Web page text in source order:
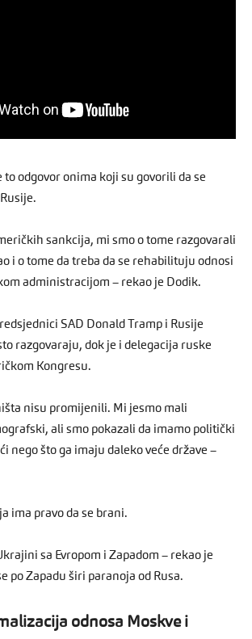
to odgovor onima koji su govorili da se
sankcija, mi smo o tome razgovarali
i o tome da treba da se rehabilituju odnosi
administracijom – rekao je Dodik.
SAD Donald Tramp i Rusije
razgovaraju, dok je i delegacija ruske
Kongresu.
nisu promijenili. Mi jesmo mali
ali smo pokazali da imamo politički
nego što ga imaju daleko veće države –
ima pravo da se brani.
sa Evropom i Zapadom – rekao je
po Zapadu širi paranoja od Rusa.
odnosa Moskve i